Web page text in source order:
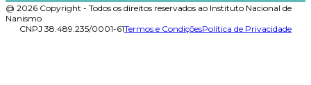
@ 2026 Copyright - Todos os direitos reservados ao Instituto Nacional de
Nanismo
CNPJ 38.489.235/0001-61Termos e CondiçõesPolítica de Privacidade